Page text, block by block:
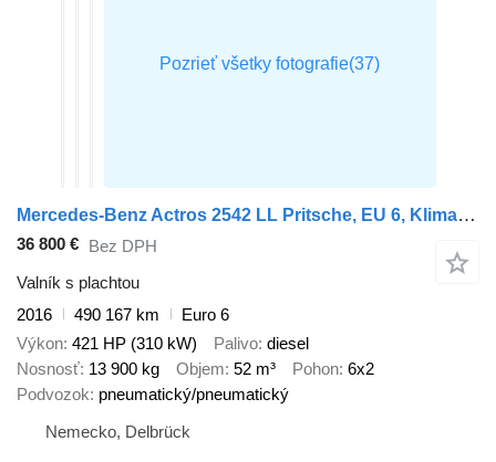
Mercedes-Benz Actros 2542 LL Pritsche, EU 6, Klima, Standklima
36 800 € Bez DPH
Valník s plachtou
2016
490 167 km
Euro 6
Výkon 421 HP (310 kW) Palivo diesel
Nosnosť 13 900 kg Objem 52 m³ Pohon 6x2
Podvozok pneumatický/pneumatický
Nemecko, Delbrück